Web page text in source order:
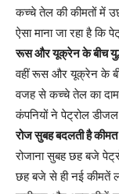
कच्‍चे तेल की कीमतों में
ऐसा माना जा रहा है कि
रूस और यूक्रेन के बीच
वहीं रूस और यूक्रेन के
वजह से कच्‍चे तेल का
कंपनियों ने पेट्रोल डीजल
रोज सुबह बदलती है कीमत
रोजाना सुबह छह बजे
छह बजे से ही नई कीमतें